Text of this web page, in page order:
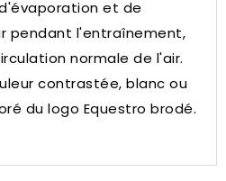
et de
pendant l'entraînement,
normale de l'air.
contrastée, blanc ou
du logo Equestro brodé.